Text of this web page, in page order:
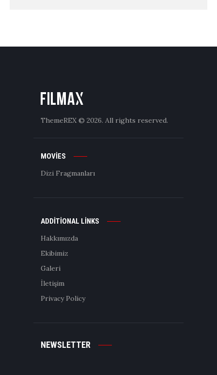
ThemeREX © 2026. All rights reserved.
MOVIES
Dizi Fragmanları
ADDITIONAL LINKS
Hakkımızda
Ekibimiz
Galeri
İletişim
Privacy Policy
NEWSLETTER